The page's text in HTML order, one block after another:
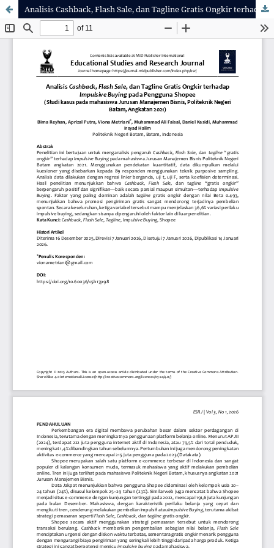
Analisis Cashback, Flash Sale, dan Tagline Gratis Ongkir terhadap Impulsive Buying pada Pengguna Shopee